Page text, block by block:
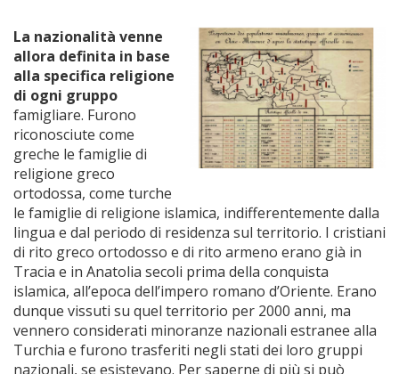
La nazionalità venne
allora definita in base
alla specifica religione
di ogni gruppo
famigliare. Furono
riconosciute come
greche le famiglie di
religione greco
ortodossa, come turche
le famiglie di religione islamica, indifferentemente dalla
lingua e dal periodo di residenza sul territorio. I cristiani
di rito greco ortodosso e di rito armeno erano già in
Tracia e in Anatolia secoli prima della conquista
islamica, all’epoca dell’impero romano d’Oriente. Erano
dunque vissuti su quel territorio per 2000 anni, ma
vennero considerati minoranze nazionali estranee alla
Turchia e furono trasferiti negli stati dei loro gruppi
nazionali, se esistevano. Per saperne di più si può